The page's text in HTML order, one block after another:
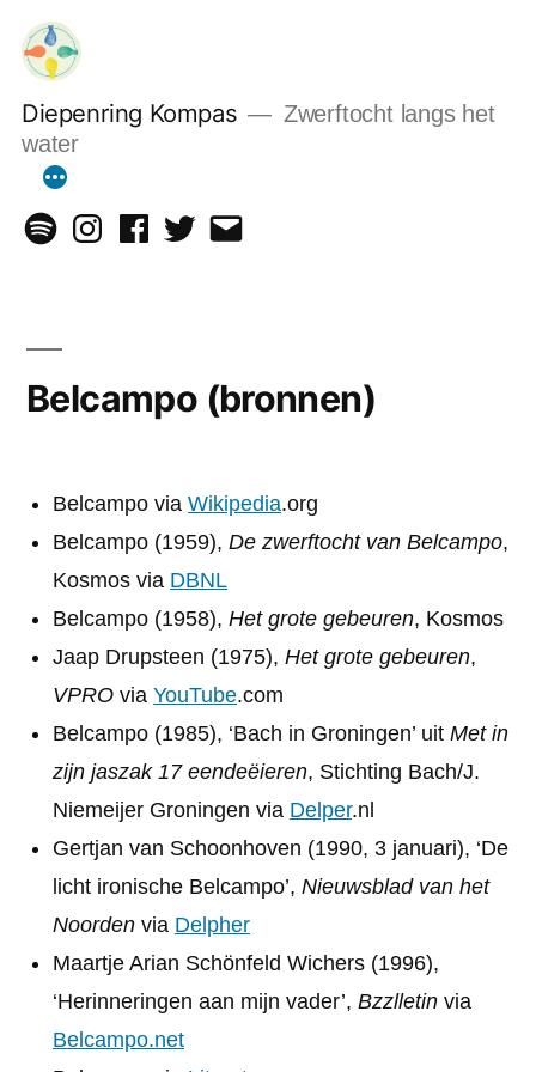
naar
inhoud
Diepenring Kompas
Zwerftocht langs het
water
SpotifyInstagramFacebookTwitterEmail
Belcampo (bronnen)
Belcampo via Wikipedia.org
Belcampo (1959), De zwerftocht van Belcampo,
Kosmos via DBNL
Belcampo (1958), Het grote gebeuren, Kosmos
Jaap Drupsteen (1975), Het grote gebeuren,
VPRO via YouTube.com
Belcampo (1985), ‘Bach in Groningen’ uit Met in
zijn jaszak 17 eendeëieren, Stichting Bach/J.
Niemeijer Groningen via Delper.nl
Gertjan van Schoonhoven (1990, 3 januari), ‘De
licht ironische Belcampo’, Nieuwsblad van het
Noorden via Delpher
Maartje Arian Schönfeld Wichers (1996),
‘Herinneringen aan mijn vader’, Bzzlletin via
Belcampo.net